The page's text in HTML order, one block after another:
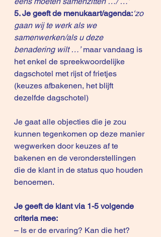
5. Je geeft de menukaart/agenda:‘zo
gaan wij te werk als we
samenwerken/als u deze
benadering wilt …’ maar vandaag is
het enkel de spreekwoordelijke
dagschotel met rijst of frietjes
(keuzes afbakenen, het blijft
dezelfde dagschotel)
Je gaat alle objecties die je zou
kunnen tegenkomen op deze manier
wegwerken door keuzes af te
bakenen en de veronderstellingen
die de klant in de status quo houden
benoemen.
Je geeft de klant via 1-5 volgende
criteria mee:
– Is er de ervaring? Kan die het?